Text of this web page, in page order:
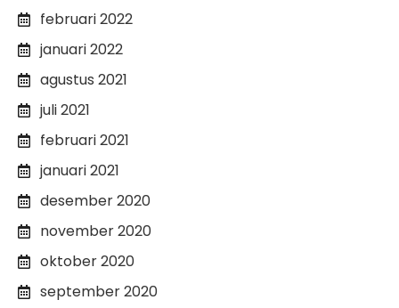
februari 2022
januari 2022
agustus 2021
juli 2021
februari 2021
januari 2021
desember 2020
november 2020
oktober 2020
september 2020